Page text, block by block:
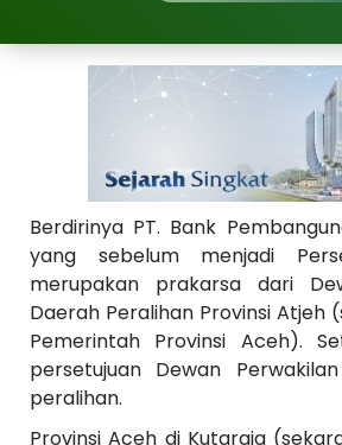
Berdirinya PT. Bank
yang sebelum menjadi
merupakan prakarsa dari
Daerah Peralihan Provinsi Atjeh
Pemerintah Provinsi Aceh).
persetujuan Dewan
peralihan.
Provinsi Aceh di Kutaraja